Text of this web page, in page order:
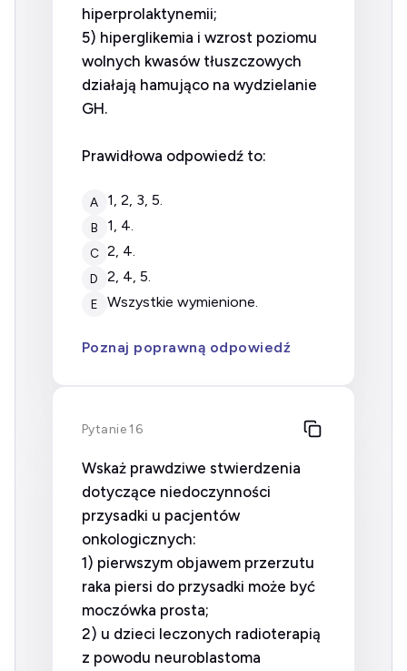
hiperprolaktynemii;
5) hiperglikemia i wzrost poziomu
wolnych kwasów tłuszczowych
działają hamująco na wydzielanie
GH.
Prawidłowa odpowiedź to:
A 1, 2, 3, 5.
B 1, 4.
C 2, 4.
D 2, 4, 5.
E wszystkie wymienione.
Poznaj poprawną odpowiedź
Pytanie 16
Wskaż prawdziwe stwierdzenia
dotyczące niedoczynności
przysadki u pacjentów
onkologicznych:
1) pierwszym objawem przerzutu
raka piersi do przysadki może być
moczówka prosta;
2) u dzieci leczonych radioterapią
z powodu neuroblastoma